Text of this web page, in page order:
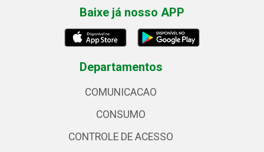
Baixe já nosso APP
Departamentos
COMUNICACAO
CONSUMO
CONTROLE DE ACESSO